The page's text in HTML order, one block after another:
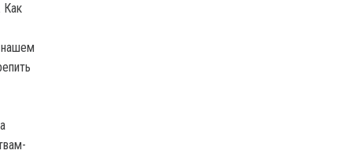
Как
нашем